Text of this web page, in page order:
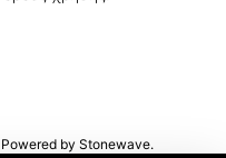
by Stonewave.